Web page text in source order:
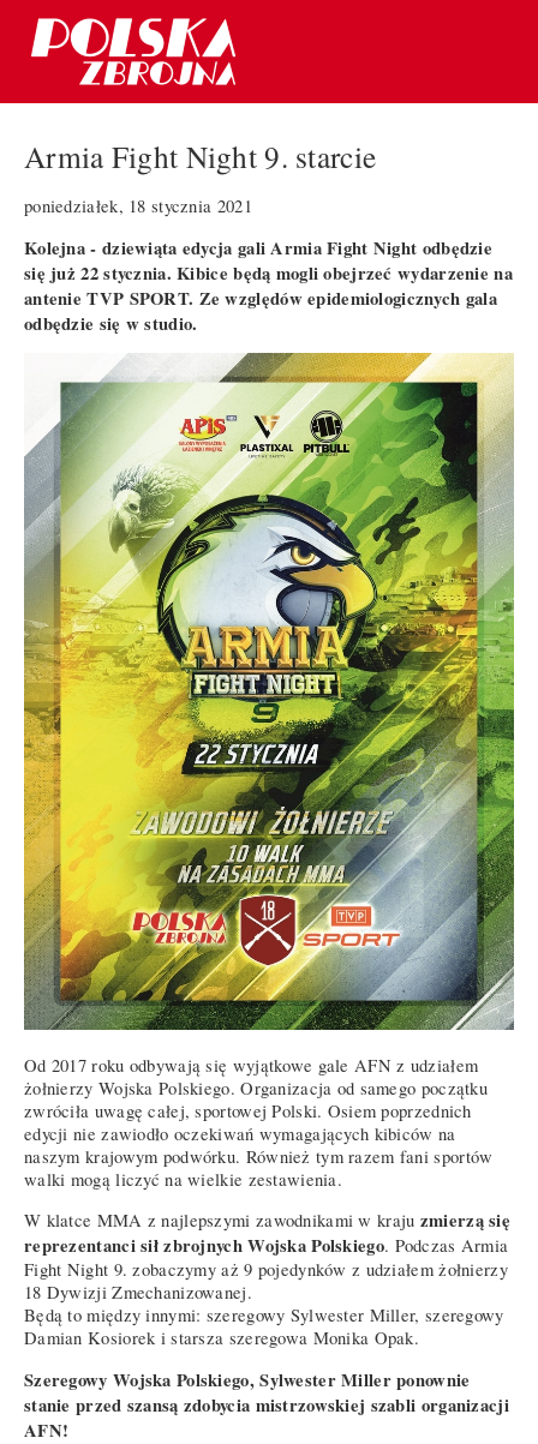
Armia Fight Night 9. starcie
poniedziałek, 18 stycznia 2021
Kolejna - dziewiąta edycja gali Armia Fight Night odbędzie
się już 22 stycznia. Kibice będą mogli obejrzeć wydarzenie na
antenie TVP SPORT. Ze względów epidemiologicznych gala
odbędzie się w studio.
Od 2017 roku odbywają się wyjątkowe gale AFN z udziałem
żołnierzy Wojska Polskiego. Organizacja od samego początku
zwróciła uwagę całej, sportowej Polski. Osiem poprzednich
edycji nie zawiodło oczekiwań wymagających kibiców na
naszym krajowym podwórku. Również tym razem fani sportów
walki mogą liczyć na wielkie zestawienia.
W klatce MMA z najlepszymi zawodnikami w kraju zmierzą się
reprezentanci sił zbrojnych Wojska Polskiego. Podczas Armia
Fight Night 9. zobaczymy aż 9 pojedynków z udziałem żołnierzy
18 Dywizji Zmechanizowanej.
Będą to między innymi: szeregowy Sylwester Miller, szeregowy
Damian Kosiorek i starsza szeregowa Monika Opak.
Szeregowy Wojska Polskiego, Sylwester Miller ponownie
stanie przed szansą zdobycia mistrzowskiej szabli organizacji
AFN!